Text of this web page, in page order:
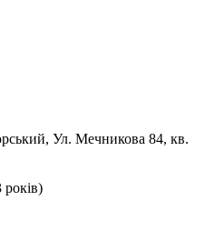
Ул. Мечникова 84, кв.